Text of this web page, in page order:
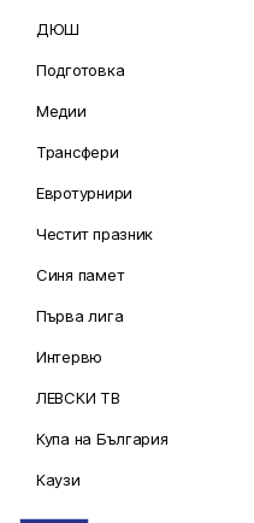
ДЮШ
Подготовка
Медии
Трансфери
Евротурнири
Честит празник
Синя памет
Първа лига
Интервю
ЛЕВСКИ ТВ
Купа на България
Каузи